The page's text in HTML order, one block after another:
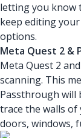
letting you know
keep editing your
options.
Meta Quest 2 &
Meta Quest 2
scanning. This
Passthrough will
trace the walls
doors, windows,